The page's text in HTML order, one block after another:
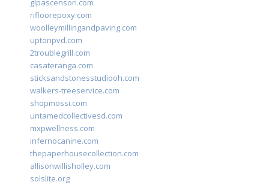
glpascensori.com
rifloorepoxy.com
woolleymillingandpaving.com
uptonpvd.com
2troublegrill.com
casateranga.com
sticksandstonesstudiooh.com
walkers-treeservice.com
shopmossi.com
untamedcollectivesd.com
mxpwellness.com
infernocanine.com
thepaperhousecollection.com
allisonwillisholley.com
solslite.org